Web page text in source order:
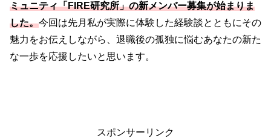
ミュニティ「FIRE研究所」の新メンバー募集が始まりま
した。今回は先月私が実際に体験した経験談とともにその
魅力をお伝えしながら、退職後の孤独に悩むあなたの新た
な一歩を応援したいと思います。
スポンサーリンク